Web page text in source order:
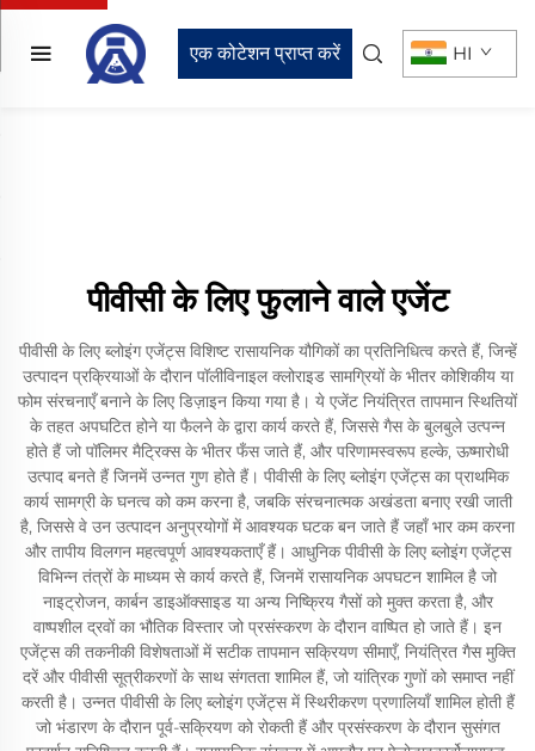
एक कोटेशन प्राप्त करें HI
पीवीसी के लिए फुलाने वाले एजेंट
पीवीसी के लिए ब्लोइंग एजेंट्स विशिष्ट रासायनिक यौगिकों का प्रतिनिधित्व करते हैं, जिन्हें
उत्पादन प्रक्रियाओं के दौरान पॉलीविनाइल क्लोराइड सामग्रियों के भीतर कोशिकीय या
फोम संरचनाएँ बनाने के लिए डिज़ाइन किया गया है। ये एजेंट नियंत्रित तापमान स्थितियों
के तहत अपघटित होने या फैलने के द्वारा कार्य करते हैं, जिससे गैस के बुलबुले उत्पन्न
होते हैं जो पॉलिमर मैट्रिक्स के भीतर फँस जाते हैं, और परिणामस्वरूप हल्के, ऊष्मारोधी
उत्पाद बनते हैं जिनमें उन्नत गुण होते हैं। पीवीसी के लिए ब्लोइंग एजेंट्स का प्राथमिक
कार्य सामग्री के घनत्व को कम करना है, जबकि संरचनात्मक अखंडता बनाए रखी जाती
है, जिससे वे उन उत्पादन अनुप्रयोगों में आवश्यक घटक बन जाते हैं जहाँ भार कम करना
और तापीय विलगन महत्वपूर्ण आवश्यकताएँ हैं। आधुनिक पीवीसी के लिए ब्लोइंग एजेंट्स
विभिन्न तंत्रों के माध्यम से कार्य करते हैं, जिनमें रासायनिक अपघटन शामिल है जो
नाइट्रोजन, कार्बन डाइऑक्साइड या अन्य निष्क्रिय गैसों को मुक्त करता है, और
वाष्पशील द्रवों का भौतिक विस्तार जो प्रसंस्करण के दौरान वाष्पित हो जाते हैं। इन
एजेंट्स की तकनीकी विशेषताओं में सटीक तापमान सक्रियण सीमाएँ, नियंत्रित गैस मुक्ति
दरें और पीवीसी सूत्रीकरणों के साथ संगतता शामिल हैं, जो यांत्रिक गुणों को समाप्त नहीं
करती है। उन्नत पीवीसी के लिए ब्लोइंग एजेंट्स में स्थिरीकरण प्रणालियाँ शामिल होती हैं
जो भंडारण के दौरान पूर्व-सक्रियण को रोकती हैं और प्रसंस्करण के दौरान सुसंगत